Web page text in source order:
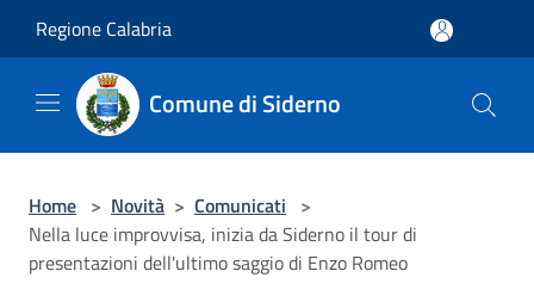
Regione Calabria
Comune di Siderno
Home > Novità > Comunicati >
Nella luce improvvisa, inizia da Siderno il tour di
presentazioni dell'ultimo saggio di Enzo Romeo